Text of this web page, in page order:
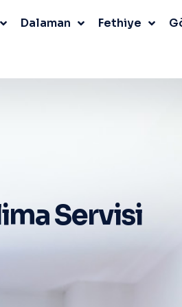
Dalaman Fethiye
Servisi